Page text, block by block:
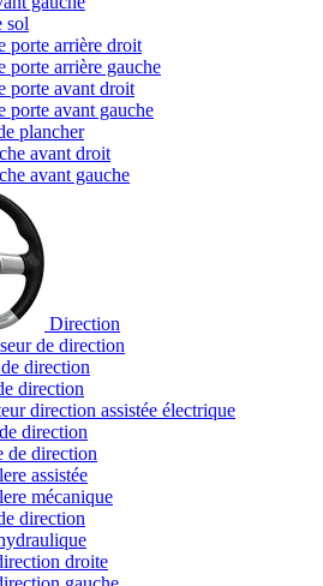
sol
porte arrière droit
porte arrière gauche
porte avant droit
porte avant gauche
plancher
avant droit
avant gauche
Direction
de direction
direction
direction
direction assistée électrique
direction
de direction
assistée
mécanique
direction
droite